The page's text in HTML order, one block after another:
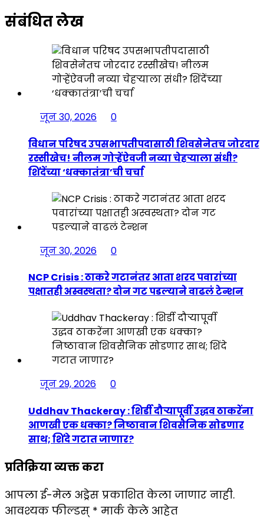
संबंधित लेख
जून 30, 2026
0
विधान परिषद उपसभापतीपदासाठी शिवसेनेतच जोरदार
रस्सीखेच! नीलम गोऱ्हेंऐवजी नव्या चेहऱ्याला संधी?
शिंदेंच्या ‘धक्कातंत्रा’ची चर्चा
जून 30, 2026
0
NCP Crisis : ठाकरे गटानंतर आता शरद पवारांच्या
पक्षातही अस्वस्थता? दोन गट पडल्याने वाढलं टेन्शन
जून 29, 2026
0
Uddhav Thackeray : शिर्डी दौऱ्यापूर्वी उद्धव ठाकरेंना
आणखी एक धक्का? निष्ठावान शिवसैनिक सोडणार
साथ; शिंदे गटात जाणार?
प्रतिक्रिया व्यक्त करा
आपला ई-मेल अड्रेस प्रकाशित केला जाणार नाही.
आवश्यक फील्डस् * मार्क केले आहेत